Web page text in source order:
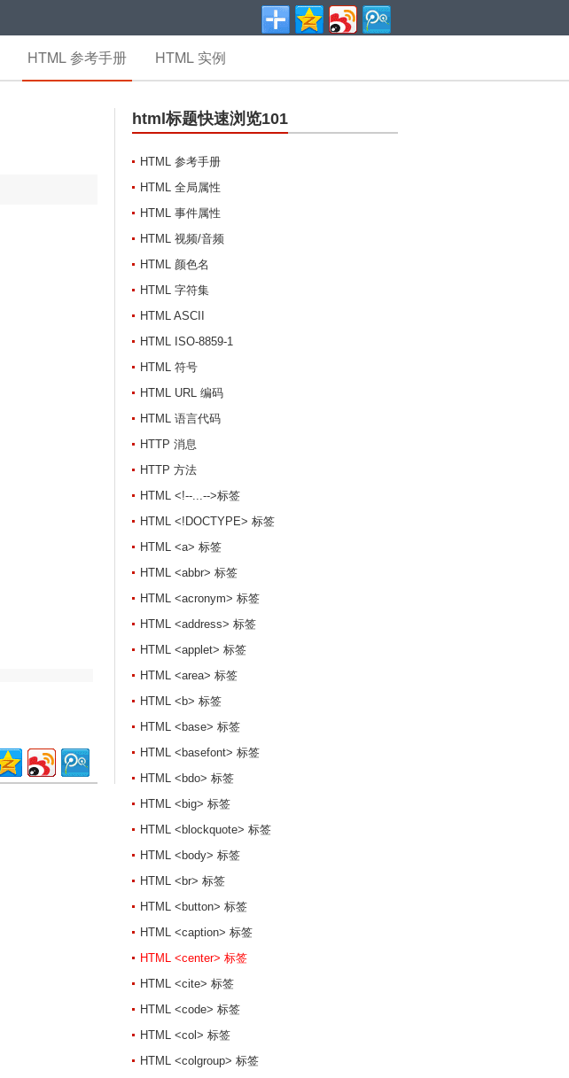
HTML 参考手册 HTML 实例
html标题快速浏览101
HTML 参考手册
HTML 全局属性
HTML 事件属性
HTML 视频/音频
HTML 颜色名
HTML 字符集
HTML ASCII
HTML ISO-8859-1
HTML 符号
HTML URL 编码
HTML 语言代码
HTTP 消息
HTTP 方法
HTML <!--...-->标签
HTML <!DOCTYPE> 标签
HTML <a> 标签
HTML <abbr> 标签
HTML <acronym> 标签
HTML <address> 标签
HTML <applet> 标签
HTML <area> 标签
HTML <b> 标签
HTML <base> 标签
HTML <basefont> 标签
HTML <bdo> 标签
HTML <big> 标签
HTML <blockquote> 标签
HTML <body> 标签
HTML <br> 标签
HTML <button> 标签
HTML <caption> 标签
HTML <center> 标签
HTML <cite> 标签
HTML <code> 标签
HTML <col> 标签
HTML <colgroup> 标签